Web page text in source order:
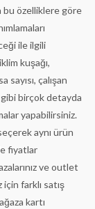
bu özelliklere göre
ile ilgili
kuşağı,
sayısı, çalışan
gibi birçok detayda
yapabilirsiniz.
aynı ürün
fiyatlar
ve outlet
için farklı satış
kartı